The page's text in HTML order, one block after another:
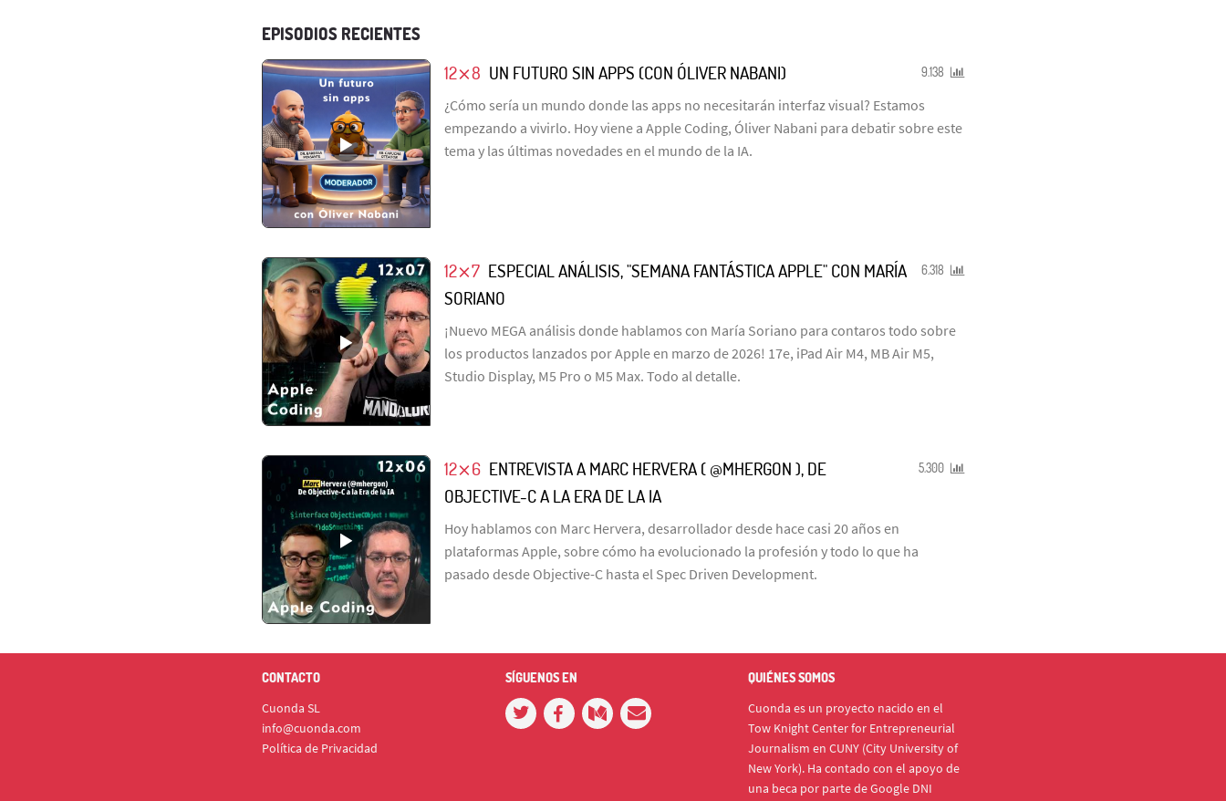
EPISODIOS RECIENTES
9.138
12⨯8 UN FUTURO SIN APPS (CON ÓLIVER NABANI)
¿Cómo sería un mundo donde las apps no necesitarán interfaz visual? Estamos
empezando a vivirlo. Hoy viene a Apple Coding, Óliver Nabani para debatir sobre este
tema y las últimas novedades en el mundo de la IA.
6.318
12⨯7 ESPECIAL ANÁLISIS, "SEMANA FANTÁSTICA APPLE" CON MARÍA
SORIANO
¡Nuevo MEGA análisis donde hablamos con María Soriano para contaros todo sobre
los productos lanzados por Apple en marzo de 2026! 17e, iPad Air M4, MB Air M5,
Studio Display, M5 Pro o M5 Max. Todo al detalle.
5.300
12⨯6 ENTREVISTA A MARC HERVERA ( @MHERGON ), DE
OBJECTIVE-C A LA ERA DE LA IA
Hoy hablamos con Marc Hervera, desarrollador desde hace casi 20 años en
plataformas Apple, sobre cómo ha evolucionado la profesión y todo lo que ha
pasado desde Objective-C hasta el Spec Driven Development.
CONTACTO
Cuonda SL
info@cuonda.com
Política de Privacidad
SÍGUENOS EN QUIÉNES SOMOS
Cuonda es un proyecto nacido en el
Tow Knight Center for Entrepreneurial
Journalism en CUNY (City University of
New York). Ha contado con el apoyo de
una beca por parte de Google DNI